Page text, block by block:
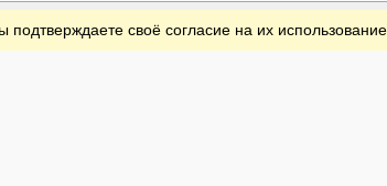
своё согласие на их использование.